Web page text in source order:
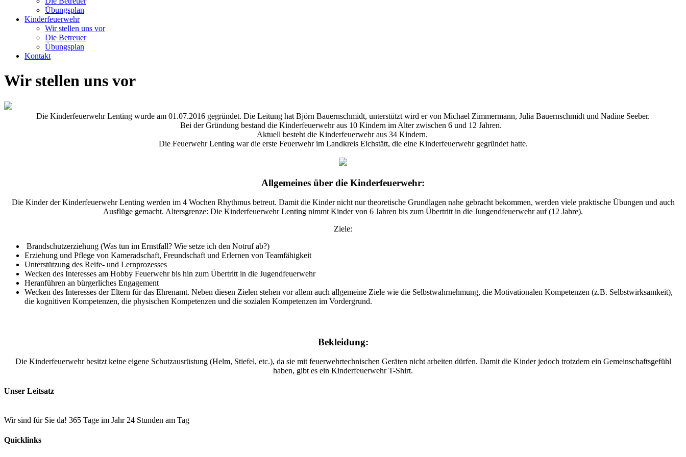
Übungsplan
Kinderfeuerwehr
Wir stellen uns vor
Die Betreuer
Übungsplan
Kontakt
Wir stellen uns vor
Die Kinderfeuerwehr Lenting wurde am 01.07.2016 gegründet. Die Leitung hat Björn Bauernschmidt, unterstützt wird er von Michael Zimmermann, Julia Bauernschmidt und Nadine Seeber.
Bei der Gründung bestand die Kinderfeuerwehr aus 10 Kindern im Alter zwischen 6 und 12 Jahren.
Aktuell besteht die Kinderfeuerwehr aus 34 Kindern.
Die Feuerwehr Lenting war die erste Feuerwehr im Landkreis Eichstätt, die eine Kinderfeuerwehr gegründet hatte.
Allgemeines über die Kinderfeuerwehr:
Die Kinder der Kinderfeuerwehr Lenting werden im 4 Wochen Rhythmus betreut. Damit die Kinder nicht nur theoretische Grundlagen nahe gebracht bekommen, werden viele praktische Übungen und auch
Ausflüge gemacht. Altersgrenze: Die Kinderfeuerwehr Lenting nimmt Kinder von 6 Jahren bis zum Übertritt in die Jungendfeuerwehr auf (12 Jahre).
Ziele:
Brandschutzerziehung (Was tun im Ernstfall? Wie setze ich den Notruf ab?)
Erziehung und Pflege von Kameradschaft, Freundschaft und Erlernen von Teamfähigkeit
Unterstützung des Reife- und Lernprozesses
Wecken des Interesses am Hobby Feuerwehr bis hin zum Übertritt in die Jugendfeuerwehr
Heranführen an bürgerliches Engagement
Wecken des Interesses der Eltern für das Ehrenamt. Neben diesen Zielen stehen vor allem auch allgemeine Ziele wie die Selbstwahrnehmung, die Motivationalen Kompetenzen (z.B. Selbstwirksamkeit),
die kognitiven Kompetenzen, die physischen Kompetenzen und die sozialen Kompetenzen im Vordergrund.
Bekleidung:
Die Kinderfeuerwehr besitzt keine eigene Schutzausrüstung (Helm, Stiefel, etc.), da sie mit feuerwehrtechnischen Geräten nicht arbeiten dürfen. Damit die Kinder jedoch trotzdem ein Gemeinschaftsgefühl
haben, gibt es ein Kinderfeuerwehr T-Shirt.
Unser Leitsatz
Wir sind für Sie da! 365 Tage im Jahr 24 Stunden am Tag
Quicklinks